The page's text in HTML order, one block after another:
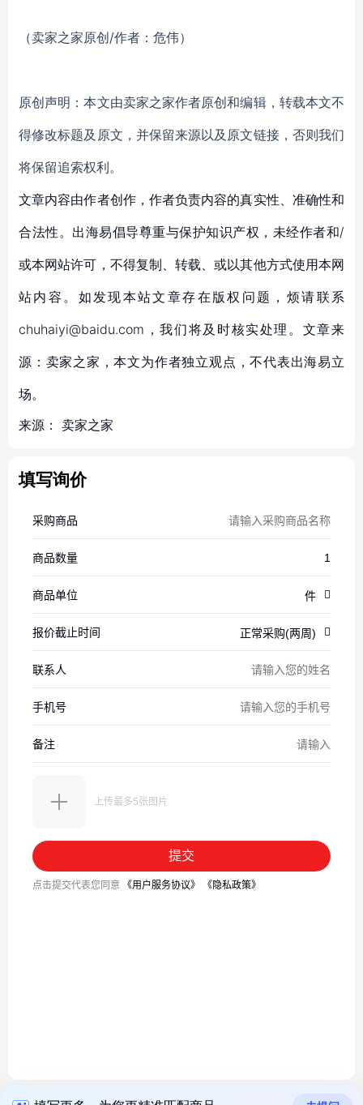
（卖家之家原创/作者：危伟）
原创声明：本文由卖家之家作者原创和编辑，转载本文不
得修改标题及原文，并保留来源以及原文链接，否则我们
将保留追索权利。
文章内容由作者创作，作者负责内容的真实性、准确性和
合法性。出海易倡导尊重与保护知识产权，未经作者和/
或本网站许可，不得复制、转载、或以其他方式使用本网
站内容。如发现本站文章存在版权问题，烦请联系
chuhaiyi@baidu.com，我们将及时核实处理。文章来
源：卖家之家，本文为作者独立观点，不代表出海易立
场。
来源： 卖家之家
填写询价